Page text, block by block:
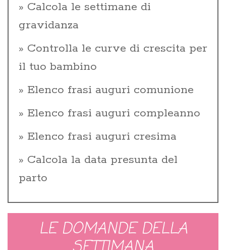
Calcola le settimane di
gravidanza
Controlla le curve di crescita per
il tuo bambino
Elenco frasi auguri comunione
Elenco frasi auguri compleanno
Elenco frasi auguri cresima
Calcola la data presunta del
parto
LE DOMANDE DELLA